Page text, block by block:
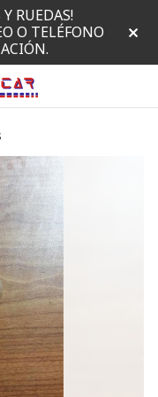
RUEDAS!
O TELÉFONO